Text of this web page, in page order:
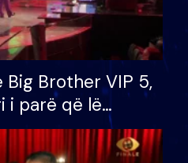
Big Brother VIP 5,
i parë që lë
mundësinë për
madh